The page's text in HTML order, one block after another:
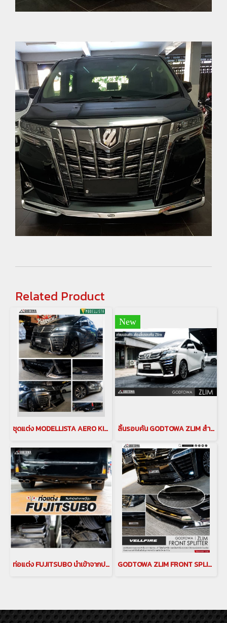
Related Product
ชุดแต่ง MODELLISTA AERO KIT 2018-2023 ชุดแต่งModellista สำหรับรถยนต์ VELLFIRE 2018-2023 ชุดแต่งโมเดลลิสต้า ชุดแต่งmodellista for vellfire
New
ลิ้นรอบคัน GODTOWA ZLIM สำหรับ VELLFIRE 30 สเกิร์ตรอบคัน สำหรับเวลไฟร์30
ท่อแต่ง FUJITSUBO นำเข้าจากประเทศญี่ปุ่น สำหรับรถยนต์ ALPHARD / VELLFIRE 30 รุ่นปี 2015-2022 GODTOWA ZLIM FRONT SPLITTER ลิ้นหน้ารุ่นใหม่ จากสำนักแต่ง GODTOWA ลิ้นหน้าอัลพาร์ด Alphard Front Splitter(copy)